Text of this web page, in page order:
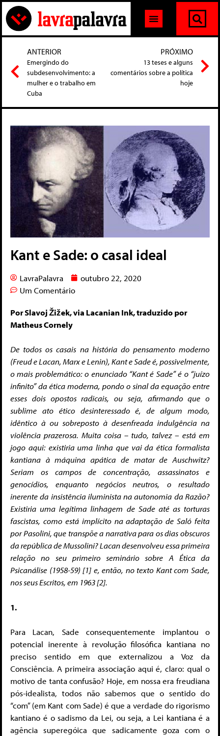
ANTERIOR
Emergindo do
subdesenvolvimento: a
mulher e o trabalho em
Cuba
PRÓXIMO
13 teses e alguns
comentários sobre a política
hoje
Kant e Sade: o casal ideal
LavraPalavra
outubro 22, 2020
Um Comentário
Por Slavoj Žižek, via Lacanian Ink, traduzido por
Matheus Cornely
De todos os casais na história do pensamento moderno
(Freud e Lacan, Marx e Lenin), Kant e Sade é, possivelmente,
o mais problemático: o enunciado “Kant é Sade” é o “juízo
infinito” da ética moderna, pondo o sinal da equação entre
esses dois opostos radicais, ou seja, afirmando que o
sublime ato ético desinteressado é, de algum modo,
idêntico à ou sobreposto à desenfreada indulgência na
violência prazerosa. Muita coisa – tudo, talvez – está em
jogo aqui: existiria uma linha que vai da ética formalista
kantiana à máquina apática de matar de Auschwitz?
Seriam os campos de concentração, assassinatos e
genocídios, enquanto negócios neutros, o resultado
inerente da insistência iluminista na autonomia da Razão?
Existiria uma legítima linhagem de Sade até as torturas
fascistas, como está implícito na adaptação deSaló feita
por Pasolini, que transpõe a narrativa para os dias obscuros
da república de Mussolini? Lacan desenvolveu essa primeira
relação no seu primeiro seminário sobreA Ética da
Psicanálise (1958-59) [1] e, então, no texto Kant com Sade,
nos seus Escritos, em 1963 [2].
1.
Para Lacan, Sade consequentemente implantou o
potencial inerente à revolução filosófica kantiana no
preciso sentido em que externalizou a Voz da
Consciência. A primeira associação aqui é, claro: qual o
motivo de tanta confusão? Hoje, em nossa era freudiana
pós-idealista, todos não sabemos que o sentido do
“com” (em Kant com Sade) é que a verdade do rigorismo
kantiano é o sadismo da Lei, ou seja, a Lei kantiana é a
agência superegóica que sadicamente goza com o